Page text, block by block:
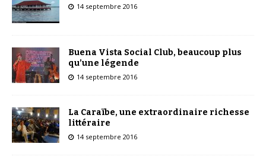
14 septembre 2016
Buena Vista Social Club, beaucoup plus
qu’une légende
14 septembre 2016
La Caraïbe, une extraordinaire richesse
littéraire
14 septembre 2016